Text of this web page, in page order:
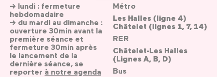
→ lundi : fermeture
hebdomadaire
→ du mardi au dimanche :
ouverture 30min avant la
première séance et
fermeture 30min après
le lancement de la
dernière séance, se
reporter à notre agenda
Métro
Les Halles (ligne 4)
Châtelet (lignes 1, 7, 14)
RER
Châtelet-Les Halles
(Lignes A, B, D)
Bus